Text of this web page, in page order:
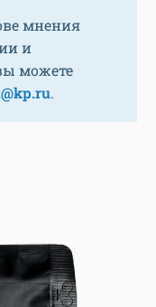
мнения
и
можете
.